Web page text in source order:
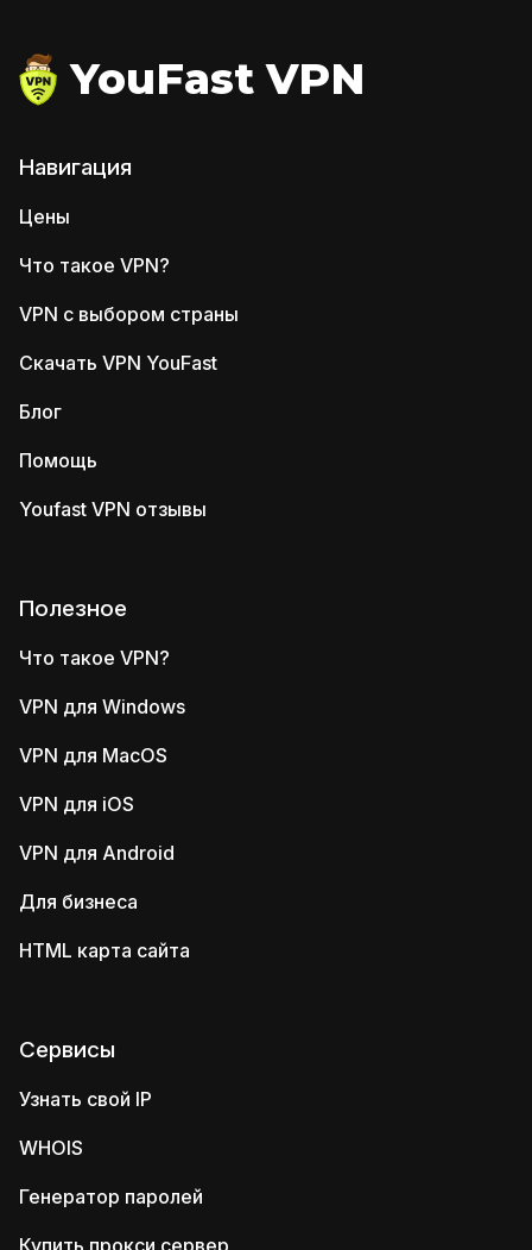
YouFast VPN
Навигация
Цены
Что такое VPN?
VPN с выбором страны
Скачать VPN YouFast
Блог
Помощь
Youfast VPN отзывы
Полезное
Что такое VPN?
VPN для Windows
VPN для MacOS
VPN для iOS
VPN для Android
Для бизнеса
HTML карта сайта
Сервисы
Узнать свой IP
WHOIS
Генератор паролей
Купить прокси сервер